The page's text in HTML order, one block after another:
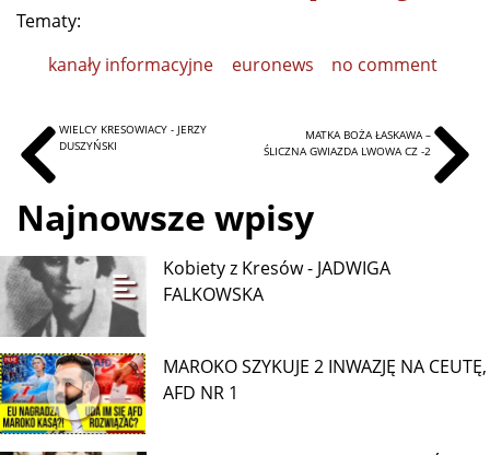
Tematy:
kanały informacyjne
euronews no comment
WIELCY KRESOWIACY - JERZY
DUSZYŃSKI
MATKA BOŻA ŁASKAWA –
ŚLICZNA GWIAZDA LWOWA CZ -2
Najnowsze wpisy
Kobiety z Kresów - JADWIGA
FALKOWSKA
MAROKO SZYKUJE 2 INWAZJĘ NA CEUTĘ,
AFD NR 1